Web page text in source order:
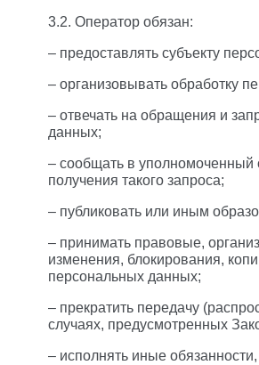
3.2. Оператор обязан:
– предоставлять субъекту
– организовывать обработку
– отвечать на обращения и
данных;
– сообщать в уполномоченный
получения такого запроса;
– публиковать или иным
– принимать правовые,
изменения, блокирования,
персональных данных;
– прекратить передачу
случаях, предусмотренных
– исполнять иные